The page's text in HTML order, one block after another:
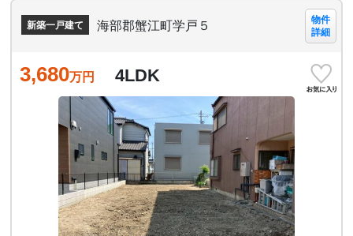
新築一戸建て 海部郡蟹江町学戸５
物件
詳細
3,680万円 4LDK